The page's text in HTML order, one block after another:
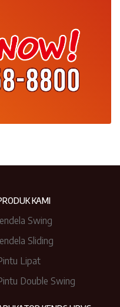
KAMI
Swing
Sliding
Lipat
Double Swing